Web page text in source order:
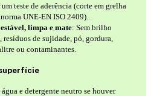
teste de aderência (corte em grelha
UNE-EN ISO 2409)..
estável, limpa e mate: Sem brilho
de sujidade, pó, gordura,
ou contaminantes.
e detergente neutro se houver